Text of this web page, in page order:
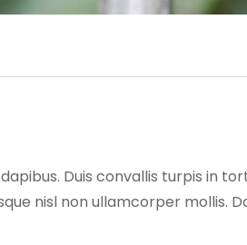
Duis convallis turpis in
nisl non ullamcorper mollis.